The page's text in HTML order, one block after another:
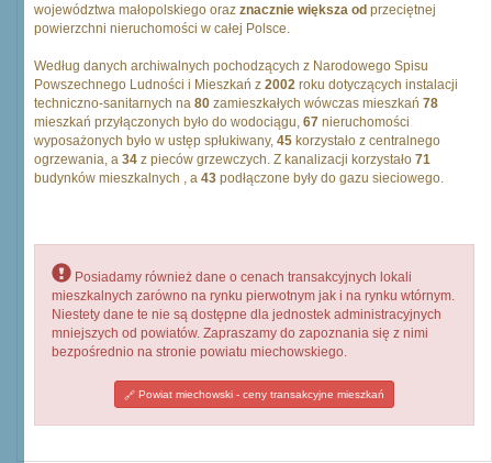
województwa małopolskiego oraz znacznie większa od przeciętnej
powierzchni nieruchomości w całej Polsce.
Według danych archiwalnych pochodzących z Narodowego Spisu
Powszechnego Ludności i Mieszkań z 2002 roku dotyczących instalacji
techniczno-sanitarnych na 80 zamieszkałych wówczas mieszkań 78
mieszkań przyłączonych było do wodociągu, 67 nieruchomości
wyposażonych było w ustęp spłukiwany, 45 korzystało z centralnego
ogrzewania, a 34 z pieców grzewczych. Z kanalizacji korzystało 71
budynków mieszkalnych , a 43 podłączone były do gazu sieciowego.
Posiadamy również dane o cenach transakcyjnych lokali
mieszkalnych zarówno na rynku pierwotnym jak i na rynku wtórnym.
Niestety dane te nie są dostępne dla jednostek administracyjnych
mniejszych od powiatów. Zapraszamy do zapoznania się z nimi
bezpośrednio na stronie powiatu miechowskiego.
Powiat miechowski - ceny transakcyjne mieszkań